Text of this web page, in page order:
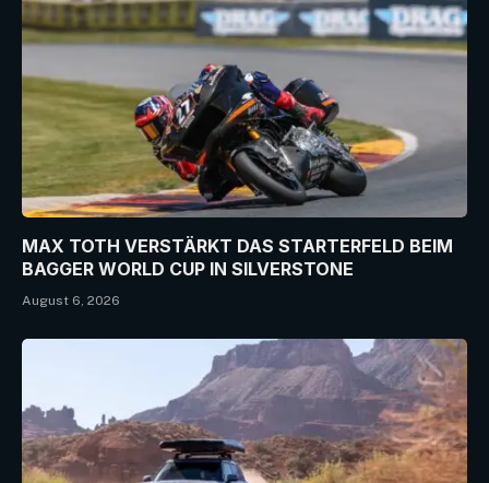
MAX TOTH VERSTÄRKT DAS STARTERFELD BEIM
BAGGER WORLD CUP IN SILVERSTONE
August 6, 2026